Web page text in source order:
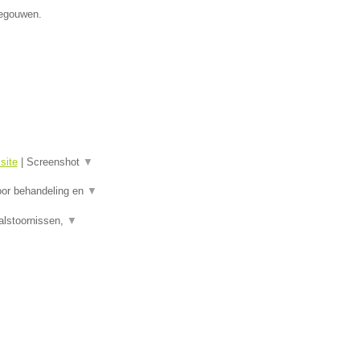
| Screenshot ▼
behandeling en ▼
▼